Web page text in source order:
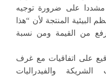
على ضرورة توجيه
البيئية المنتجة لأن “هذا
من القيمة ومن نسبة
على اتفاقيات مع غرف
الشريكة والفيدراليات